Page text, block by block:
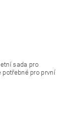
sada pro
potřebné pro první